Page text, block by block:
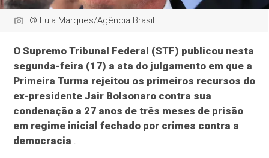
© Lula Marques/Agência Brasil
O Supremo Tribunal Federal (STF) publicou nesta
segunda-feira (17) a ata do julgamento em que a
Primeira Turma rejeitou os primeiros recursos do
ex-presidente Jair Bolsonaro contra sua
condenação a 27 anos de três meses de prisão
em regime inicial fechado por crimes contra a
democracia .